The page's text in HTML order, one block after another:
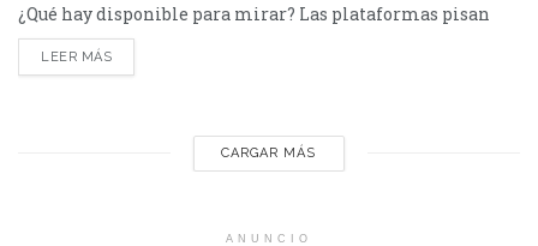
¿Qué hay disponible para mirar? Las plataformas pisan
fuerte con una batería de lanzamientos que combinan
producciones locales y adaptaciones ambiciosas. De Netflix
LEER MÁS
CARGAR MÁS
ANUNCIO